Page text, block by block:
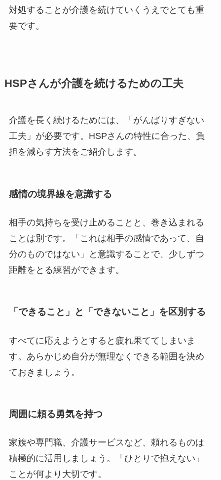
対処することが介護を続けていくうえでとても重
要です。
HSPさんが介護を続けるための工夫
介護を長く続けるためには、「がんばりすぎない
工夫」が必要です。HSPさんの特性に合った、負
担を減らす方法をご紹介します。
感情の境界線を意識する
相手の気持ちを受け止めることと、巻き込まれる
ことは別です。「これは相手の感情であって、自
分のものではない」と意識することで、少しずつ
距離をとる練習ができます。
「できること」と「できないこと」を区別する
すべてに応えようとすると疲れ果ててしまいま
す。あらかじめ自分が無理なくできる範囲を決め
ておきましょう。
周囲に頼る勇気を持つ
家族や専門職、介護サービスなど、頼れるものは
積極的に活用しましょう。「ひとりで抱えない」
ことが何より大切です。